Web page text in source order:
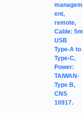
managem
ent,
remote,
Cable: 5m
USB
Type-A to
Type-C,
Power:
TAIWAN-
Type B,
CNS
10917.